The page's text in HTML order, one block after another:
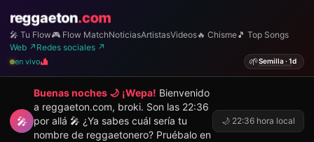
reggaeton.com
🎤 Tu Flow🎮 Flow MatchNoticiasArtistasVideos🔥 Chisme🎵 Top Songs
Web ↗ Redes sociales ↗
en vivo 🌱Semilla · 1d
🎤
Buenas noches 🌙 ¡Wepa! Bienvenido
a reggaeton.com, broki. Son las 22:36
por allá 🎤 ¿Ya sabes cuál sería tu
nombre de reggaetonero? Pruébalo en
🌙 22:36 hora local